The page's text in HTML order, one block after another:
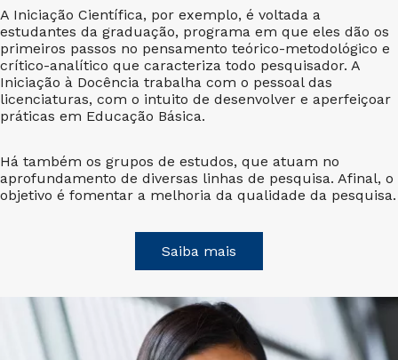
A Iniciação Científica, por exemplo, é voltada a
estudantes da graduação, programa em que eles dão os
primeiros passos no pensamento teórico-metodológico e
crítico-analítico que caracteriza todo pesquisador. A
Iniciação à Docência trabalha com o pessoal das
licenciaturas, com o intuito de desenvolver e aperfeiçoar
práticas em Educação Básica.
Há também os grupos de estudos, que atuam no
aprofundamento de diversas linhas de pesquisa. Afinal, o
objetivo é fomentar a melhoria da qualidade da pesquisa.
Saiba mais